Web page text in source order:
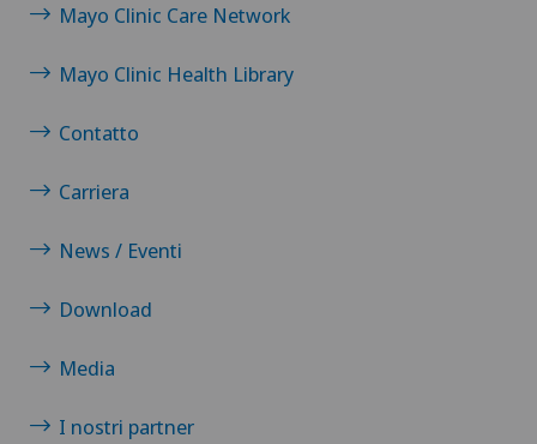
Mayo Clinic Care Network
Mayo Clinic Health Library
Contatto
Carriera
News / Eventi
Download
Media
I nostri partner